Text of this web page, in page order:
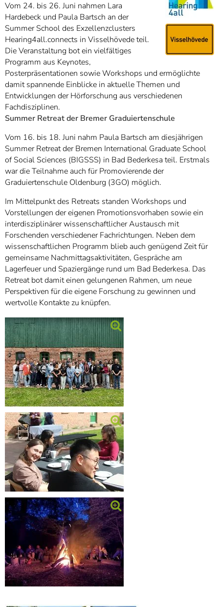
Vom 24. bis 26. Juni nahmen Lara
Hardebeck und Paula Bartsch an der
Summer School des Exzellenzclusters
Hearing4all.connects in Visselhövede teil.
Die Veranstaltung bot ein vielfältiges
Programm aus Keynotes,
Posterpräsentationen sowie Workshops und ermöglichte
damit spannende Einblicke in aktuelle Themen und
Entwicklungen der Hörforschung aus verschiedenen
Fachdisziplinen.
Summer Retreat der Bremer Graduiertenschule
Vom 16. bis 18. Juni nahm Paula Bartsch am diesjährigen
Summer Retreat der Bremen International Graduate School
of Social Sciences (BIGSSS) in Bad Bederkesa teil. Erstmals
war die Teilnahme auch für Promovierende der
Graduiertenschule Oldenburg (3GO) möglich.
Im Mittelpunkt des Retreats standen Workshops und
Vorstellungen der eigenen Promotionsvorhaben sowie ein
interdisziplinärer wissenschaftlicher Austausch mit
Forschenden verschiedener Fachrichtungen. Neben dem
wissenschaftlichen Programm blieb auch genügend Zeit für
gemeinsame Nachmittagsaktivitäten, Gespräche am
Lagerfeuer und Spaziergänge rund um Bad Bederkesa. Das
Retreat bot damit einen gelungenen Rahmen, um neue
Perspektiven für die eigene Forschung zu gewinnen und
wertvolle Kontakte zu knüpfen.